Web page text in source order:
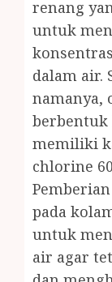
renang
untuk
dalam air.
namanya,
berbentuk
memiliki
chlorine
pada
untuk
air agar